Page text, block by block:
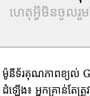
ហេតុអ្វីមិនចូល
ម៉ូនីទ័រគុណភាពខ្យល់
ដំឡើង៖ អ្នកគ្រាន់តែ